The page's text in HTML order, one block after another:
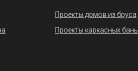
Проекты домов из бруса
Проекты каркасных бань